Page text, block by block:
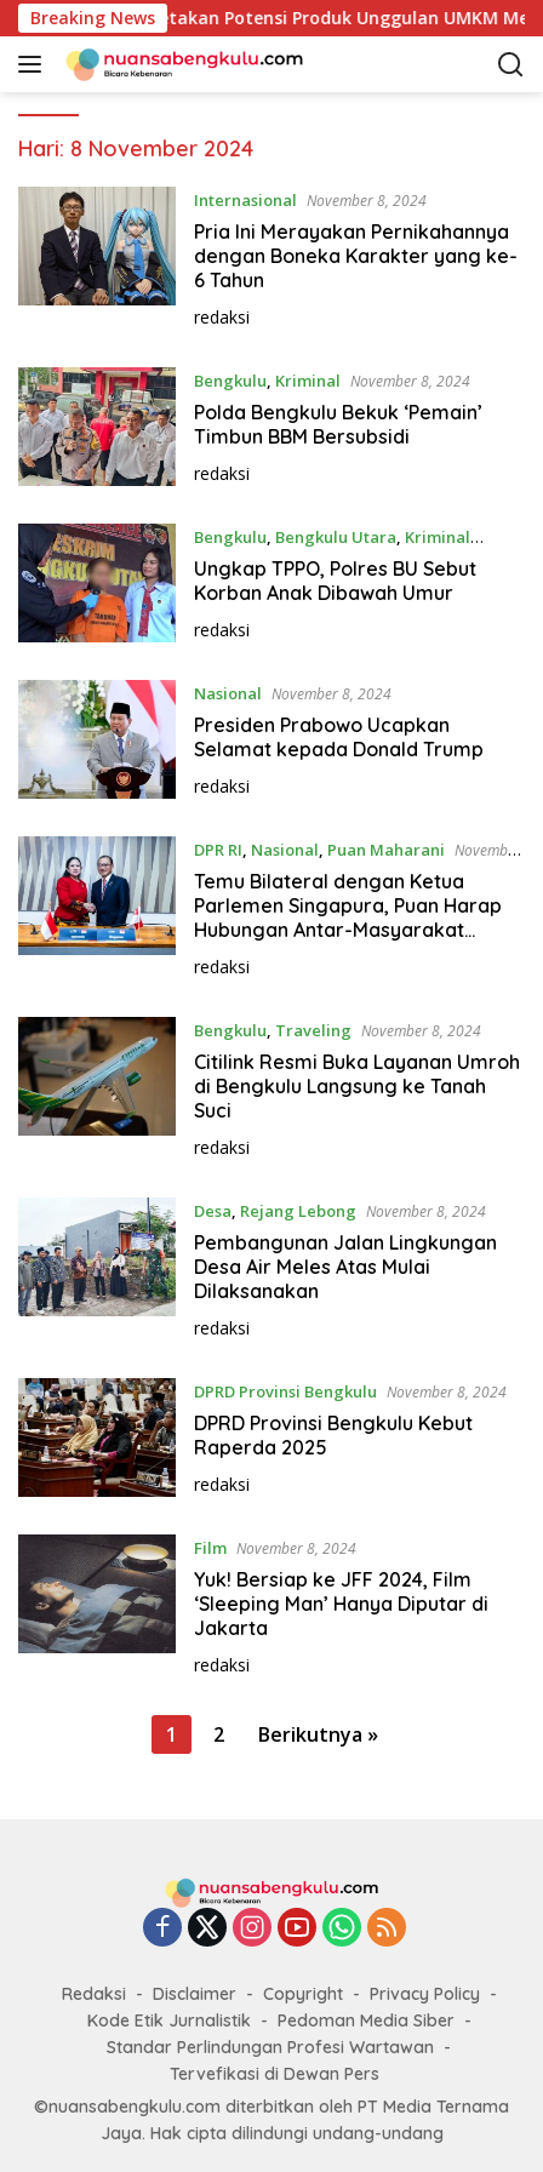
a
Breaking News
Kaur Mulai Petakan Potensi Produk Unggulan UMKM
Hari: 8 November 2024
Internasional November 8, 2024
Pria Ini Merayakan Pernikahannya
dengan Boneka Karakter yang ke-
6 Tahun
redaksi
Bengkulu, Kriminal November 8, 2024
Polda Bengkulu Bekuk ‘Pemain’
Timbun BBM Bersubsidi
redaksi
Bengkulu, Bengkulu Utara, Kriminal
November 8, 2024
Ungkap TPPO, Polres BU Sebut
Korban Anak Dibawah Umur
redaksi
Nasional November 8, 2024
Presiden Prabowo Ucapkan
Selamat kepada Donald Trump
redaksi
DPR RI, Nasional, Puan Maharani November
8, 2024
Temu Bilateral dengan Ketua
Parlemen Singapura, Puan Harap
Hubungan Antar-Masyarakat
Libatkan Generasi Muda
redaksi
Bengkulu, Traveling November 8, 2024
Citilink Resmi Buka Layanan Umroh
di Bengkulu Langsung ke Tanah
Suci
redaksi
Desa, Rejang Lebong November 8, 2024
Pembangunan Jalan Lingkungan
Desa Air Meles Atas Mulai
Dilaksanakan
redaksi
DPRD Provinsi Bengkulu November 8, 2024
DPRD Provinsi Bengkulu Kebut
Raperda 2025
redaksi
Film November 8, 2024
Yuk! Bersiap ke JFF 2024, Film
‘Sleeping Man’ Hanya Diputar di
Jakarta
redaksi
1 2 Berikutnya »
Redaksi Disclaimer Copyright
Privacy Policy
Kode Etik Jurnalistik
Pedoman Media Siber
Standar Perlindungan Profesi Wartawan
Tervefikasi di Dewan Pers
©nuansabengkulu.com diterbitkan oleh PT Media Ternama
Jaya. Hak cipta dilindungi undang-undang